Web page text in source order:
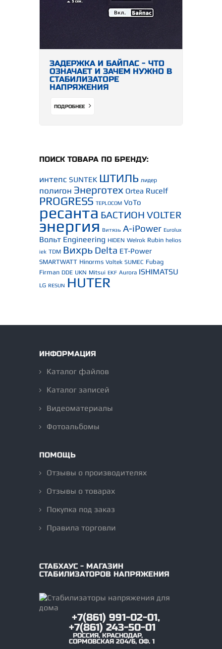
ЗАДЕРЖКА И БАЙПАС - ЧТО
ОЗНАЧАЕТ И ЗАЧЕМ НУЖНО В
СТАБИЛИЗАТОРЕ
НАПРЯЖЕНИЯ
ПОДРОБНЕЕ
ПОИСК ТОВАРА ПО БРЕНДУ:
интепс SUNTEK ШТИЛЬ лидер
полигон Энерготех Ortea Rucelf
PROGRESS TEPLOCOM VoTo
ресанта БАСТИОН VOLTER
энергия Витязь A-iPower Eurolux
Вольт Engineering HIDEN Welrok Rubin helios
iek TDM Вихрь Delta ET-Power
SMARTWATT Hinorms Voltek SUMEC Fubag
Firman DDE UKN Mitsui EKF Aurora ISHIMATSU
LG RESUN HUTER
ИНФОРМАЦИЯ
Каталог файлов
Каталог записей
Видеоматериалы
Фотоальбомы
ПОМОЩЬ
Отзывы о производителях
Отзывы о товарах
Покупка под заказ
Правила торговли
СТАБХАУС - МАГАЗИН
СТАБИЛИЗАТОРОВ НАПРЯЖЕНИЯ
+7(861) 991-02-01,
+7(861) 243-50-01
РОССИЯ,КРАСНОДАР,
СОРМОВСКАЯ 204/6, ОФ. 1